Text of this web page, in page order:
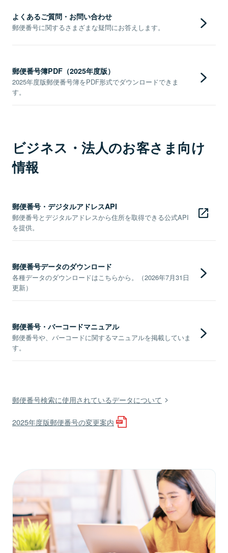
よくあるご質問・お問い合わせ
郵便番号に関するさまざまな疑問にお答えします。
郵便番号簿PDF（2025年度版）
2025年度版郵便番号簿をPDF形式でダウンロードできま
す。
ビジネス・法人のお客さま向け
情報
郵便番号・デジタルアドレスAPI
郵便番号とデジタルアドレスから住所を取得できる公式API
を提供。
郵便番号データのダウンロード
各種データのダウンロードはこちらから。（2026年7月31日
更新）
郵便番号・バーコードマニュアル
郵便番号や、バーコードに関するマニュアルを掲載していま
す。
郵便番号検索に使用されているデータについて
2025年度版郵便番号の変更案内